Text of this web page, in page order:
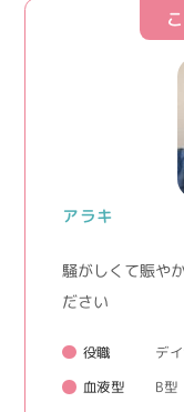
アラキ
騒がしくて賑や
ださい
役職 デ
血液型 B型